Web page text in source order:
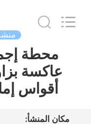
منزل،
Instrument
Co.,Ltd.
محطة
أقواس إمالة 25 مم
مكان المنشأ: